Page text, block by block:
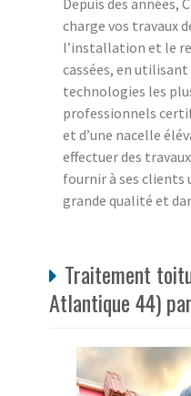
Depuis des années,
charge vos travaux
l’installation et le
cassées, en
technologies les
professionnels
et d’une nacelle
effectuer des
fournir à ses
grande qualité et
Traitement
Atlantique 44)